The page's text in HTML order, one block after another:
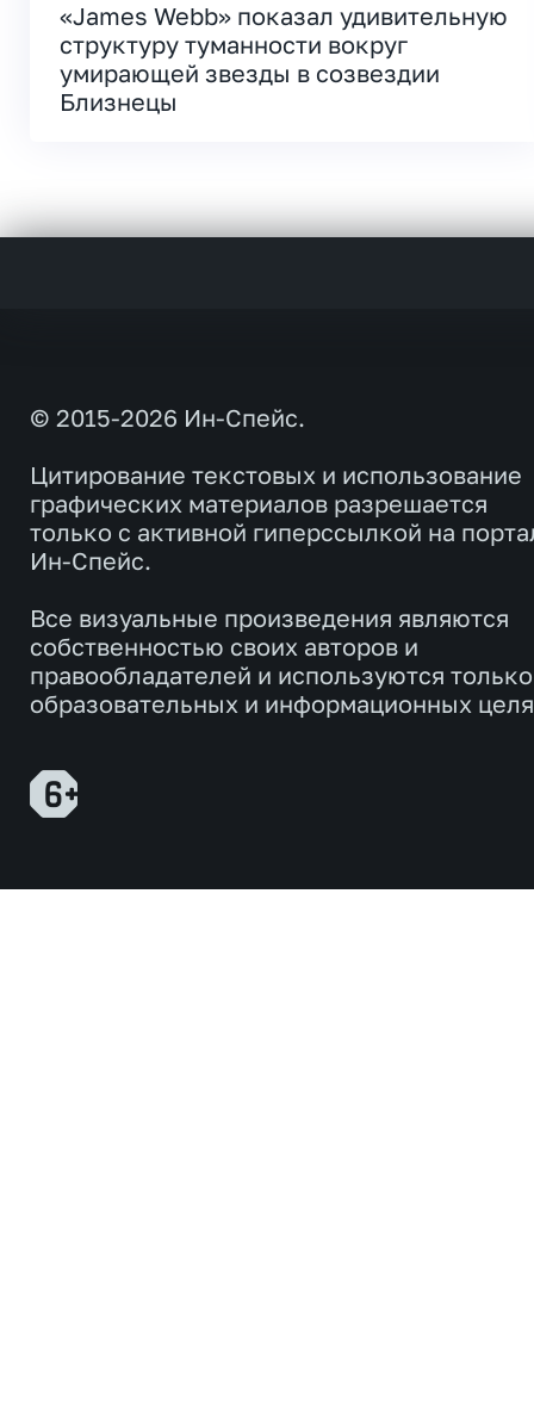
«James Webb» показал удивительную
структуру туманности вокруг
умирающей звезды в созвездии
Близнецы
© 2015-2026 Ин-Спейс.
Цитирование текстовых и использование
графических материалов разрешается
только с активной гиперссылкой на
Ин-Спейс.
Все визуальные произведения являются
собственностью своих авторов и
правообладателей и используются
образовательных и информационных